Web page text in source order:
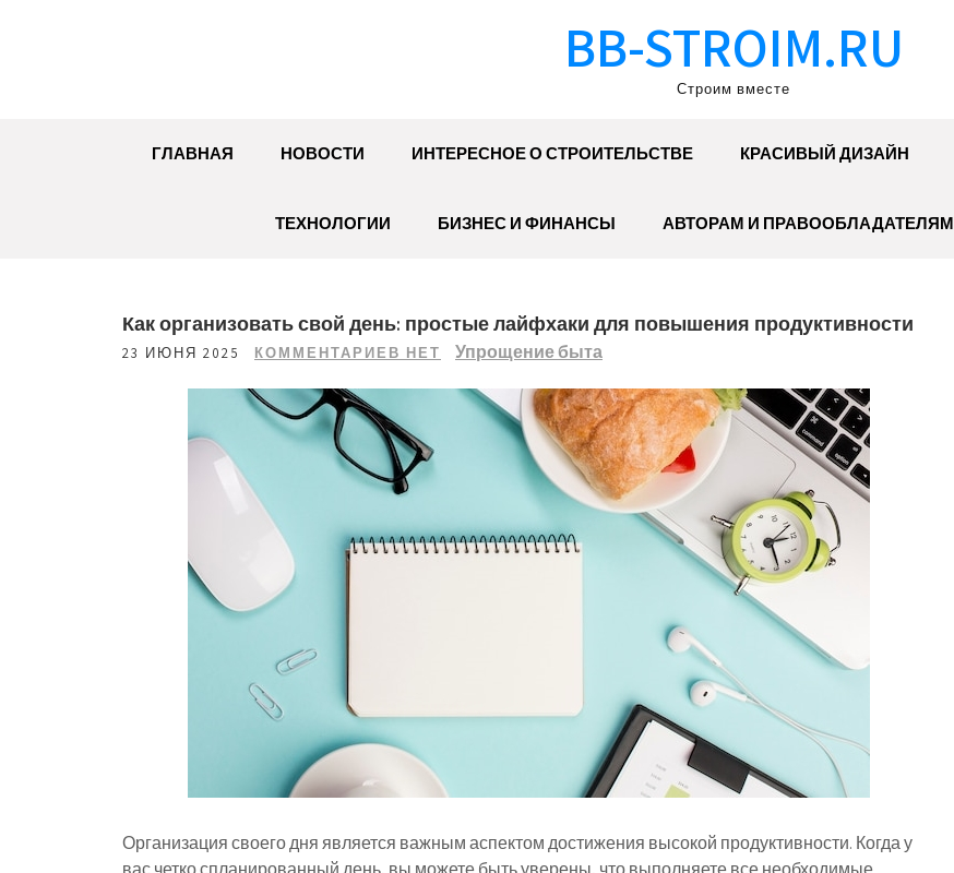
BB-STROIM.RU
Строим вместе
ГЛАВНАЯ НОВОСТИ ИНТЕРЕСНОЕ О СТРОИТЕЛЬСТВЕ КРАСИВЫЙ ДИЗАЙН
ТЕХНОЛОГИИ БИЗНЕС И ФИНАНСЫ АВТОРАМ И ПРАВООБЛАДАТЕЛЯМ
Как организовать свой день: простые лайфхаки для повышения продуктивности
23 ИЮНЯ 2025 КОММЕНТАРИЕВ НЕТ Упрощение быта
Организация своего дня является важным аспектом достижения высокой продуктивности. Когда у